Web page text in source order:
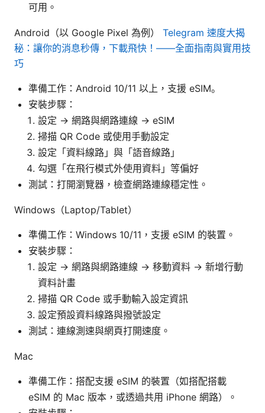
可用。
Android（以 Google Pixel 為例） Telegram 速度大揭
秘：讓你的消息秒傳，下載飛快！——全面指南與實用技
巧
準備工作：Android 10/11 以上，支援 eSIM。
安裝步驟：
設定 → 網路與網路連線 → eSIM
掃描 QR Code 或使用手動設定
設定「資料線路」與「語音線路」
勾選「在飛行模式外使用資料」等偏好
測試：打開瀏覽器，檢查網路連線穩定性。
Windows（Laptop/Tablet）
準備工作：Windows 10/11，支援 eSIM 的裝置。
安裝步驟：
設定 → 網路與網路連線 → 移動資料 → 新增行動
資料計畫
掃描 QR Code 或手動輸入設定資訊
設定預設資料線路與撥號設定
測試：連線測速與網頁打開速度。
Mac
準備工作：搭配支援 eSIM 的裝置（如搭配搭載
eSIM 的 Mac 版本，或透過共用 iPhone 網路）。